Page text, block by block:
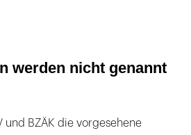
werden nicht genannt
und BZÄK die vorgesehene